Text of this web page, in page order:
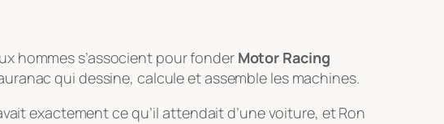
hommes s’associent pour fonder Motor Racing
qui dessine, calcule et assemble les machines.
exactement ce qu’il attendait d’une voiture, et Ron